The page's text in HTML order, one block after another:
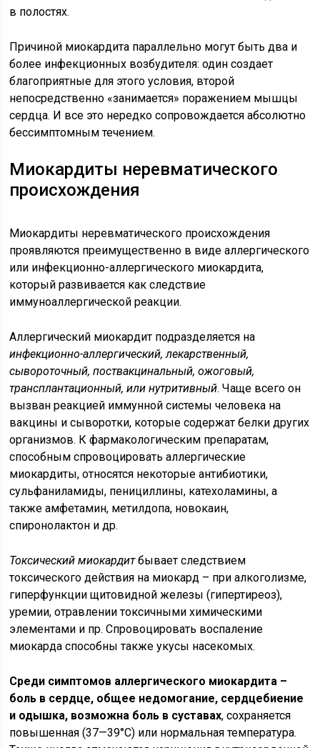
в полостях.
Причиной миокардита параллельно могут быть два и
более инфекционных возбудителя: один создает
благоприятные для этого условия, второй
непосредственно «занимается» поражением мышцы
сердца. И все это нередко сопровождается абсолютно
бессимптомным течением.
Миокардиты неревматического
происхождения
Миокардиты неревматического происхождения
проявляются преимущественно в виде аллергического
или инфекционно-аллергического миокардита,
который развивается как следствие
иммуноаллергической реакции.
Аллергический миокардит подразделяется на
инфекционно-аллергический, лекарственный,
сывороточный, поствакцинальный, ожоговый,
трансплантационный, или нутритивный. Чаще всего он
вызван реакцией иммунной системы человека на
вакцины и сыворотки, которые содержат белки других
организмов. К фармакологическим препаратам,
способным спровоцировать аллергические
миокардиты, относятся некоторые антибиотики,
сульфаниламиды, пенициллины, катехоламины, а
также амфетамин, метилдопа, новокаин,
спиронолактон и др.
Токсический миокардитбывает следствием
токсического действия на миокард – при алкоголизме,
гиперфункции щитовидной железы (гипертиреоз),
уремии, отравлении токсичными химическими
элементами и пр. Спровоцировать воспаление
миокарда способны также укусы насекомых.
Среди симптомов аллергического миокардита –
боль в сердце, общее недомогание, сердцебиение
и одышка, возможна боль в суставах, сохраняется
повышенная (37—39°C) или нормальная температура.